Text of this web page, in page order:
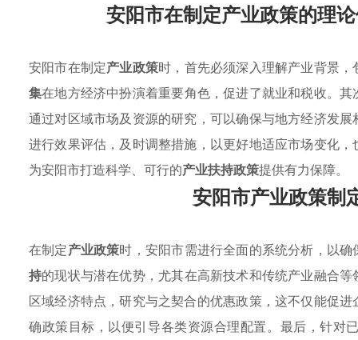
安阳市在制定产业政策的理
安阳市在制定产业政策时，首先必须深入理解产业背景
集在地方经济中扮演着重要角色，促进了就业和税收。
通过对区域市场及资源的研究，可以确保与地方经济发
进行效果评估，及时调整措施，以更好地适应市场变化
为安阳市打造科学、可行的产业扶持政策提供有力保障。
安阳市产业政策制
在制定产业政策时，安阳市需进行全面的系统分析，以
持的现状与潜在优势，尤其在高新技术和传统产业融合
区域经济特点，研究与之契合的优惠政策，这不仅能促
确政策目标，以便引导各类资源合理配置。最后，针对